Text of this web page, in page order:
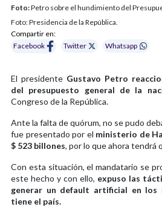
Foto:Petro sobre el hundimiento del
Foto: Presidencia de la República.
Compartir en:
Facebook
Twitter Whatsapp
El presidente Gustavo Petro
del presupuesto general de la
Congreso de la República.
Ante la falta de quórum, no se pudo
fue presentado por el ministerio de
$ 523 billones, por lo que ahora tendrá
Con esta situación, el mandatario se
este hecho y con ello, expuso las
generar un default artificial en los
tiene el país.